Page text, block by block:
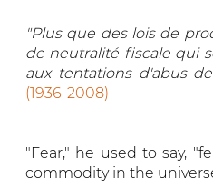
"Plus que des lois de
de neutralité fiscale qui
aux tentations d'abus
(1936-2008)
"Fear," he used to say,
commodity in the